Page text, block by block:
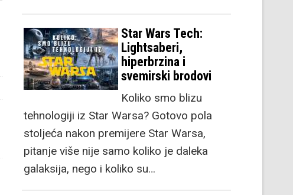
Star Wars Tech:
Lightsaberi,
hiperbrzina i
svemirski brodovi
Koliko smo blizu
tehnologiji iz Star Warsa? Gotovo pola
stoljeća nakon premijere Star Warsa,
pitanje više nije samo koliko je daleka
galaksija, nego i koliko su…